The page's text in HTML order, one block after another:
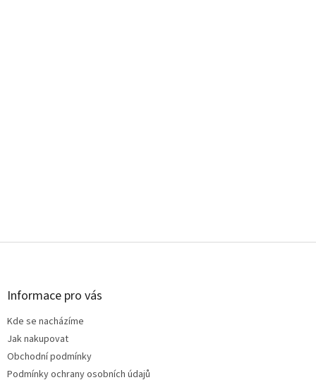
Z
Informace pro vás
Kde se nacházíme
Jak nakupovat
Obchodní podmínky
Podmínky ochrany osobních údajů